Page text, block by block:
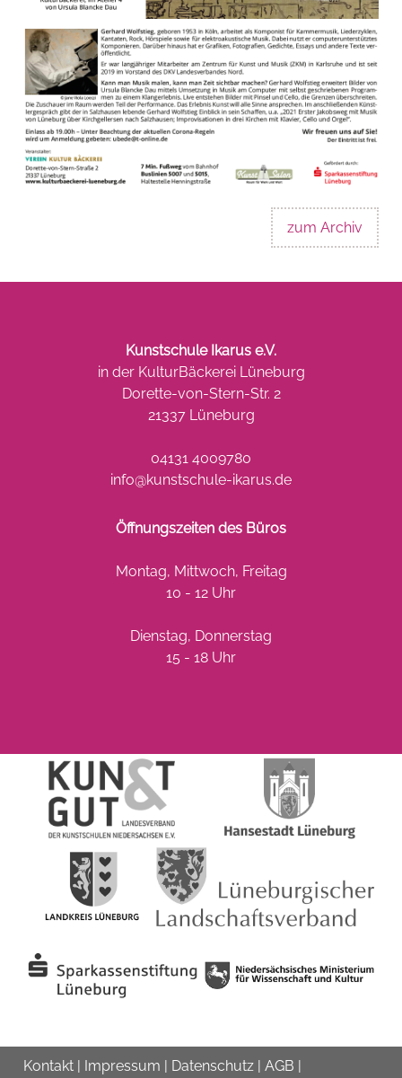
zum Archiv
Kunstschule Ikarus e.V.
in der KulturBäckerei Lüneburg
Dorette-von-Stern-Str. 2
21337 Lüneburg
04131 4009780
info@kunstschule-ikarus.de
Öffnungszeiten des Büros
Montag, Mittwoch, Freitag
10 - 12 Uhr
Dienstag, Donnerstag
15 - 18 Uhr
Kontakt Impressum Datenschutz |AGB